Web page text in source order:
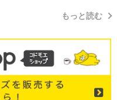
もっと読む